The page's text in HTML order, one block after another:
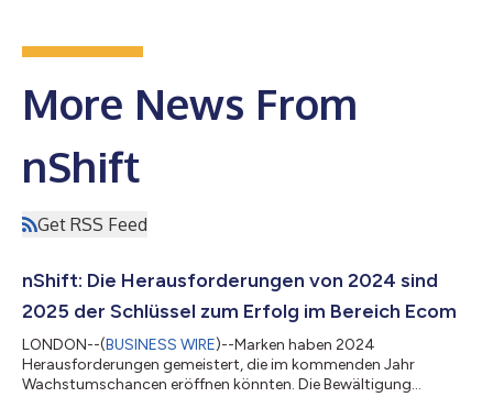
More News From
nShift
Get RSS Feed
nShift: Die Herausforderungen von 2024 sind
2025 der Schlüssel zum Erfolg im Bereich Ecom
LONDON--(BUSINESS WIRE)--Marken haben 2024
Herausforderungen gemeistert, die im kommenden Jahr
Wachstumschancen eröffnen könnten. Die Bewältigung